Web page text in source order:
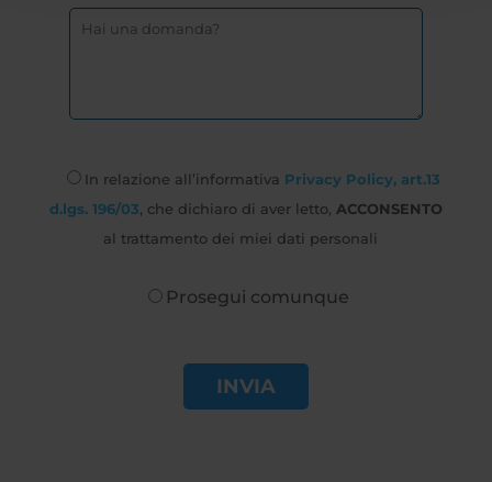
In relazione all’informativa Privacy Policy, art.13
d.lgs. 196/03, che dichiaro di aver letto, ACCONSENTO
al trattamento dei miei dati personali
Prosegui comunque